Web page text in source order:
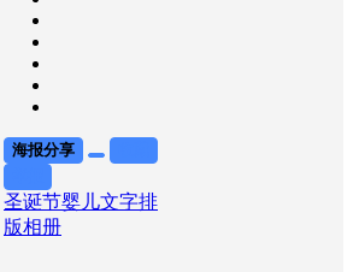
海报分享
圣诞节婴儿文字排
版相册